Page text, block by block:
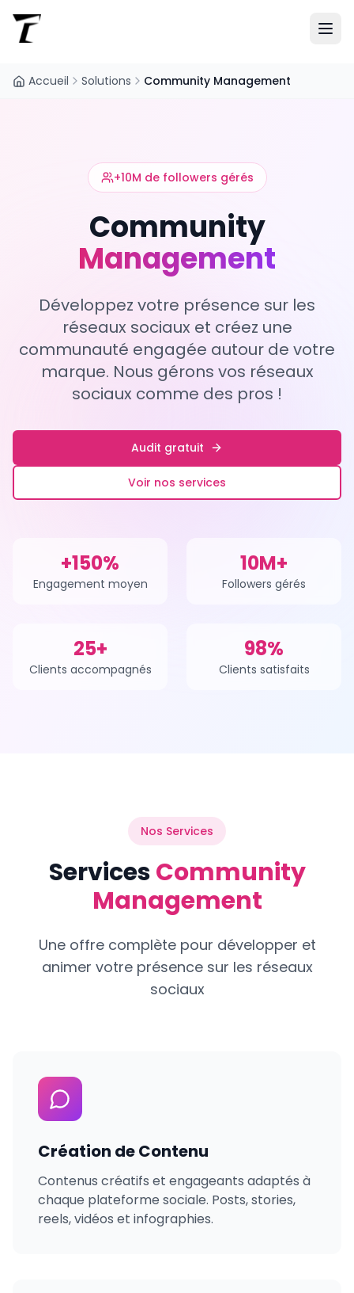
Accueil Solutions Community Management
+10M de followers gérés
Community
Management
Développez votre présence sur les
réseaux sociaux et créez une
communauté engagée autour de votre
marque. Nous gérons vos réseaux
sociaux comme des pros !
Audit gratuit
Voir nos services
+150%
Engagement moyen
10M+
Followers gérés
25+
Clients accompagnés
98%
Clients satisfaits
Nos Services
ServicesCommunity
Management
Une offre complète pour développer et
animer votre présence sur les réseaux
sociaux
Création de Contenu
Contenus créatifs et engageants adaptés à
chaque plateforme sociale. Posts, stories,
reels, vidéos et infographies.